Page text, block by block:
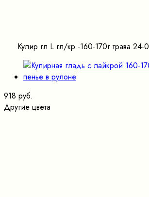
Кулир гл L гл/кр -160-170г трава
918 руб.
Другие цвета